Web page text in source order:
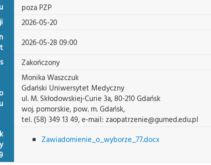
poza PZP
2026-05-20
2026-05-28 09:00
Zakończony
Monika Waszczuk
Gdański Uniwersytet Medyczny
ul. M. Skłodowskiej-Curie 3a, 80-210 Gdańsk
woj. pomorskie, pow. m. Gdańsk,
tel. (58) 349 13 49, e-mail: zaopatrzenie@gumed.edu.pl
Zawiadomienie_o_wyborze_77.docx